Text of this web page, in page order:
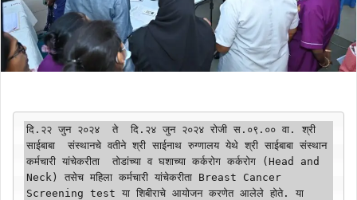
दि.२२ जुन २०२४  ते  दि.२४ जुन २०२४ रोजी स.०९.०० वा. श्री
साईबाबा  संस्‍थानचे वतीने श्री साईनाथ रुग्‍णालय येथे श्री साईबाबा संस्‍थान
कर्मचारी यांचेकरीता  तोडांच्‍या व घशाच्‍या कर्करोग कर्करोग (Head and
Neck) तसेच महिला कर्मचारी यांचेकरीता Breast Cancer
Screening test या शिबीराचे आयोजन करणेत आलेले होते. या